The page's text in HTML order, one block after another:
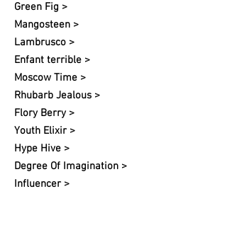
Green Fig >
Mangosteen >
Lambrusco >
Enfant terrible >
Moscow Time >
Rhubarb Jealous >
Flory Berry >
Youth Elixir >
Hype Hive >
Degree Of Imagination >
Influencer >